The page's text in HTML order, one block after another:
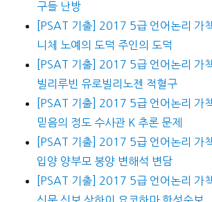
구들 난방
[PSAT 기출] 2017 5급 언어논리 가
니체 노예의 도덕 주인의 도덕
[PSAT 기출] 2017 5급 언어논리 가
빌리루빈 유로빌리노젠 적혈구
[PSAT 기출] 2017 5급 언어논리 가
믿음의 정도 수사관 K 추론 문제
[PSAT 기출] 2017 5급 언어논리 가
입양 양부모 봉양 변해석 변담
[PSAT 기출] 2017 5급 언어논리 가